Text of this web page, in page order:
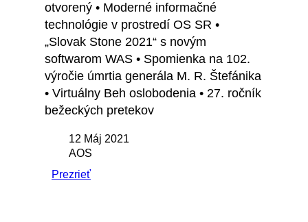
otvorený • Moderné informačné
technológie v prostredí OS SR •
„Slovak Stone 2021“ s novým
softwarom WAS • Spomienka na 102.
výročie úmrtia generála M. R. Štefánika
• Virtuálny Beh oslobodenia • 27. ročník
bežeckých pretekov
12 Máj 2021
AOS
Prezrieť